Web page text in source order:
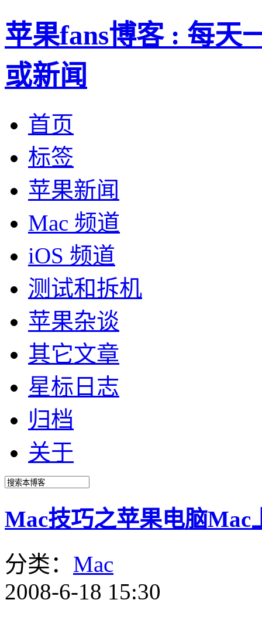
苹果fans博客 : 每天
或新闻
首页
标签
苹果新闻
Mac 频道
iOS 频道
测试和拆机
苹果杂谈
其它文章
星标日志
归档
关于
Mac技巧之苹果电脑
分类： Mac
2008-6-18 15:30